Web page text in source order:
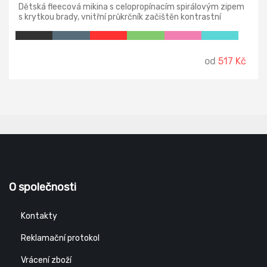
Dětská fleecová mikina s celopropínacím spirálovým zipem
s krytkou brady, vnitřní průkrčník začištěn kontrastní
od 517 Kč
O společnosti
Kontakty
Reklamační protokol
Vrácení zboží